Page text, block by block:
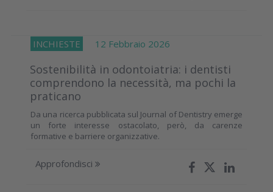
INCHIESTE 12 Febbraio 2026
Sostenibilità in odontoiatria: i dentisti
comprendono la necessità, ma pochi la
praticano
Da una ricerca pubblicata sul Journal of Dentistry emerge
un forte interesse ostacolato, però, da carenze
formative e barriere organizzative.
Approfondisci